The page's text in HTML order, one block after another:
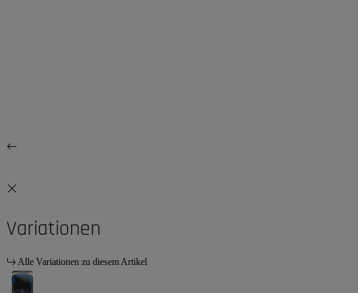
Variationen
Alle Variationen zu diesem Artikel